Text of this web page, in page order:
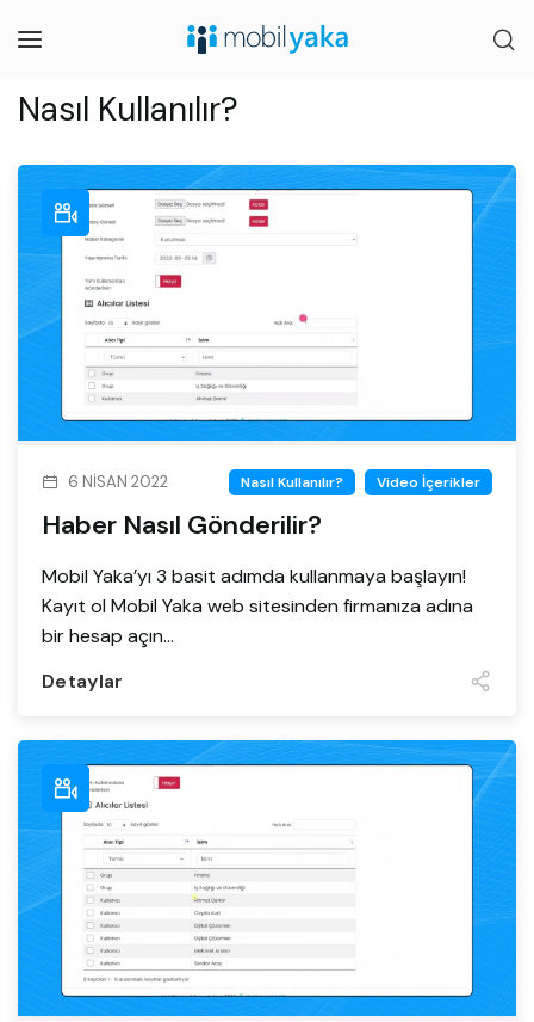
Nasıl Kullanılır?
6 NISAN 2022 Nasıl Kullanılır? Video İçerikler
Haber Nasıl Gönderilir?
Mobil Yaka’yı 3 basit adımda kullanmaya başlayın!
Kayıt ol Mobil Yaka web sitesinden firmanıza adına
bir hesap açın...
Detaylar